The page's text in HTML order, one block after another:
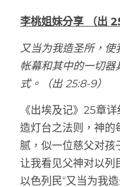
李桃姐妹分享 （出
又当为我造圣所，
帐幕和其中的一切
式。（出 25:8-9）
《出埃及记》25章
造灯台之法则，神的
腻，似一位慈父对孩
让我看见父神对以列
以色列民“又当为我